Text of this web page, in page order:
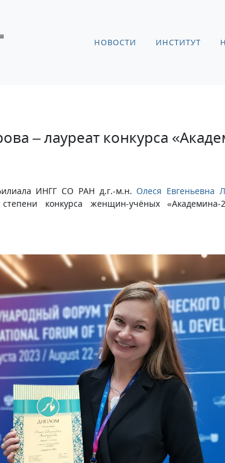
НОВОСТИ ИНСТИТУТ
– лауреат конкурса
ИНГГ СО РАН д.г.-м.н.Олеся Евгеньевна
конкурса женщин-учёных